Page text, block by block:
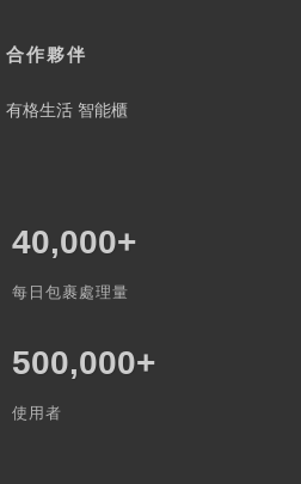
合作夥伴
有格生活 智能櫃
40,000+
每日包裹處理量
500,000+
使用者